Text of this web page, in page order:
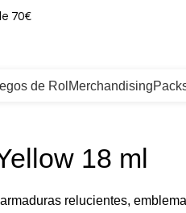
70€
de Rol Merchandising
18 ml
relucientes,